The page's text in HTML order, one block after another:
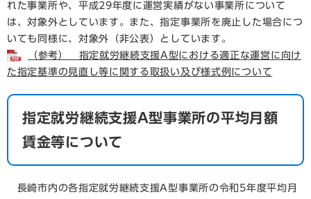
れた事業所や、平成29年度に運営実績がない事業所について
は、対象外としています。また、指定事業所を廃止した場合につ
いても同様に、対象外（非公表）としています。
（参考） 指定就労継続支援A型における適正な運営に向け
た指定基準の見直し等に関する取扱い及び様式例について
指定就労継続支援A型事業所の平均月額
賃金等について
長崎市内の各指定就労継続支援A型事業所の令和5年度平均月